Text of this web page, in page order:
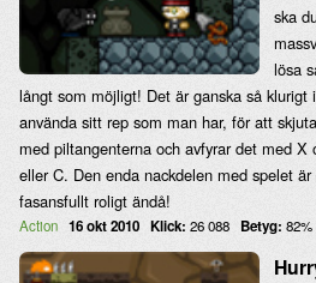
ska
lösa
långt som möjligt! Det är ganska så klurigt
använda sitt rep som man har, för att
med piltangenterna och avfyrar det med X
eller C. Den enda nackdelen med spelet
fasansfullt roligt ändå!
Action 16 okt 2010 Klick: 26 088 Betyg: 82%